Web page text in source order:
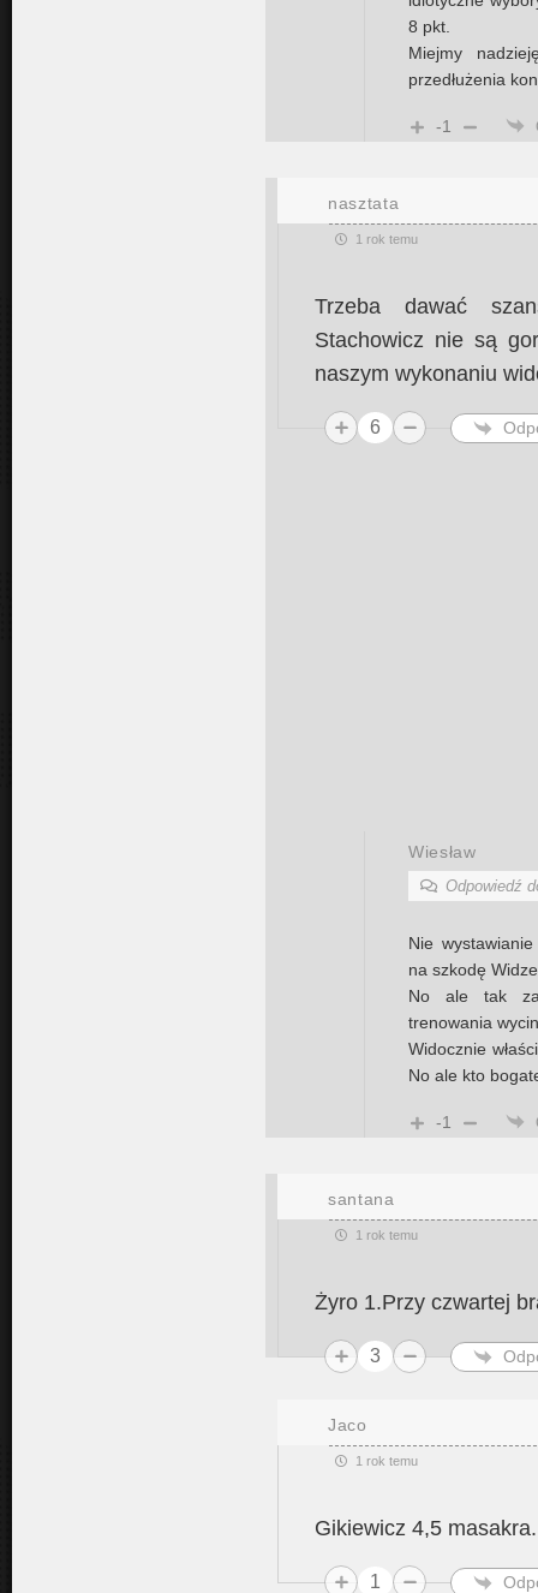
8 pkt.
Miejmy
przedłużenia
-1
nasztata
1 rok temu
Trzeba dawać
Stachowicz nie są
naszym wykonaniu
6
Wiesław
Odpowiedź
Nie
na szkodę
No ale tak
trenowania
Widocznie
No ale kto
-1
santana
1 rok temu
Żyro 1.Przy czwartej
3
Jaco
1 rok temu
Gikiewicz 4,5
1